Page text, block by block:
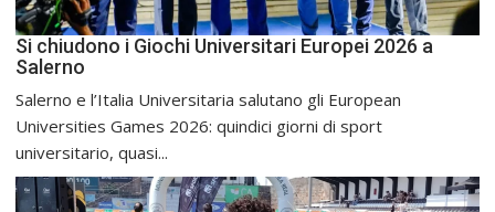
Si chiudono i Giochi Universitari Europei 2026 a
Salerno
Salerno e l’Italia Universitaria salutano gli European
Universities Games 2026: quindici giorni di sport
universitario, quasi...